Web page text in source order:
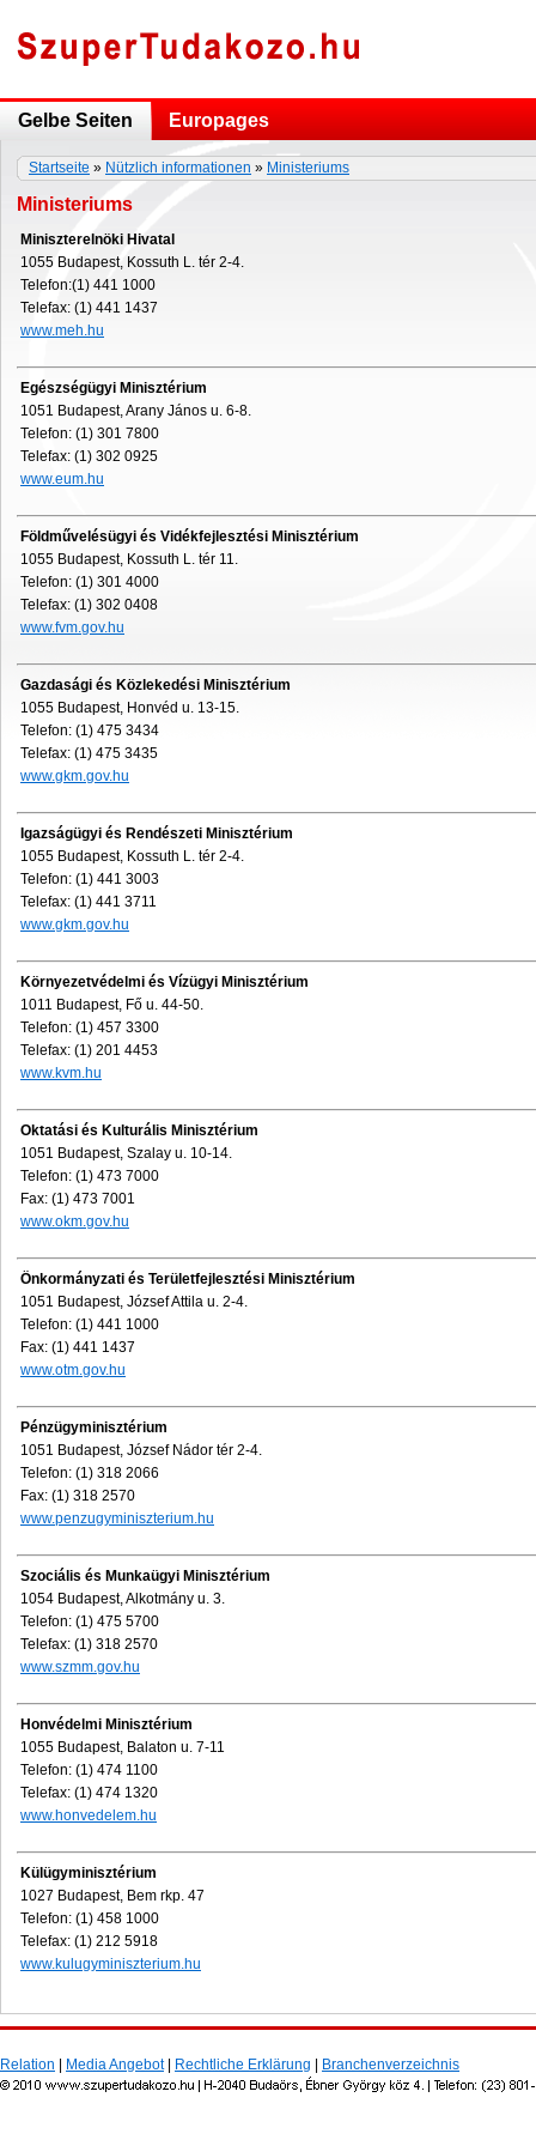
Gelbe Seiten Europages
Startseite » Nützlich informationen » Ministeriums
Ministeriums
Miniszterelnöki Hivatal
1055 Budapest, Kossuth L. tér 2-4.
Telefon:(1) 441 1000
Telefax: (1) 441 1437
www.meh.hu
Egészségügyi Minisztérium
1051 Budapest, Arany János u. 6-8.
Telefon: (1) 301 7800
Telefax: (1) 302 0925
www.eum.hu
Földművelésügyi és Vidékfejlesztési Minisztérium
1055 Budapest, Kossuth L. tér 11.
Telefon: (1) 301 4000
Telefax: (1) 302 0408
www.fvm.gov.hu
Gazdasági és Közlekedési Minisztérium
1055 Budapest, Honvéd u. 13-15.
Telefon: (1) 475 3434
Telefax: (1) 475 3435
www.gkm.gov.hu
Igazságügyi és Rendészeti Minisztérium
1055 Budapest, Kossuth L. tér 2-4.
Telefon: (1) 441 3003
Telefax: (1) 441 3711
www.gkm.gov.hu
Környezetvédelmi és Vízügyi Minisztérium
1011 Budapest, Fő u. 44-50.
Telefon: (1) 457 3300
Telefax: (1) 201 4453
www.kvm.hu
Oktatási és Kulturális Minisztérium
1051 Budapest, Szalay u. 10-14.
Telefon: (1) 473 7000
Fax: (1) 473 7001
www.okm.gov.hu
Önkormányzati és Területfejlesztési Minisztérium
1051 Budapest, József Attila u. 2-4.
Telefon: (1) 441 1000
Fax: (1) 441 1437
www.otm.gov.hu
Pénzügyminisztérium
1051 Budapest, József Nádor tér 2-4.
Telefon: (1) 318 2066
Fax: (1) 318 2570
www.penzugyminiszterium.hu
Szociális és Munkaügyi Minisztérium
1054 Budapest, Alkotmány u. 3.
Telefon: (1) 475 5700
Telefax: (1) 318 2570
www.szmm.gov.hu
Honvédelmi Minisztérium
1055 Budapest, Balaton u. 7-11
Telefon: (1) 474 1100
Telefax: (1) 474 1320
www.honvedelem.hu
Külügyminisztérium
1027 Budapest, Bem rkp. 47
Telefon: (1) 458 1000
Telefax: (1) 212 5918
www.kulugyminiszterium.hu
Relation Media Angebot| Rechtliche Erklärung Branchenverzeichnis